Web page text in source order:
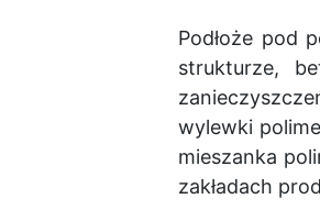
Podłoże pod
strukturze,
wylewki
mieszanka
zakładach